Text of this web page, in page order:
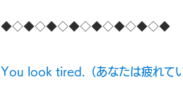
◆◇◆◇◆◇◆◇◆◇◆◇◆◇◆
You look tired.（あなたは疲れて